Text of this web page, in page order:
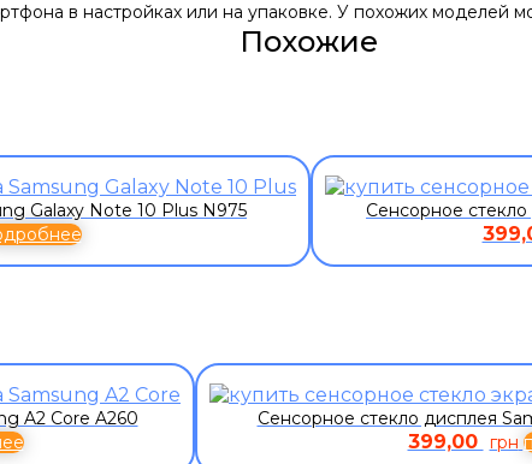
в настройках или на упаковке. У похожих моделей
Похожие
Galaxy Note 10 Plus N975 Сенсорное
A2 Core A260 Сенсорное стекло дисплея
399,00 грн